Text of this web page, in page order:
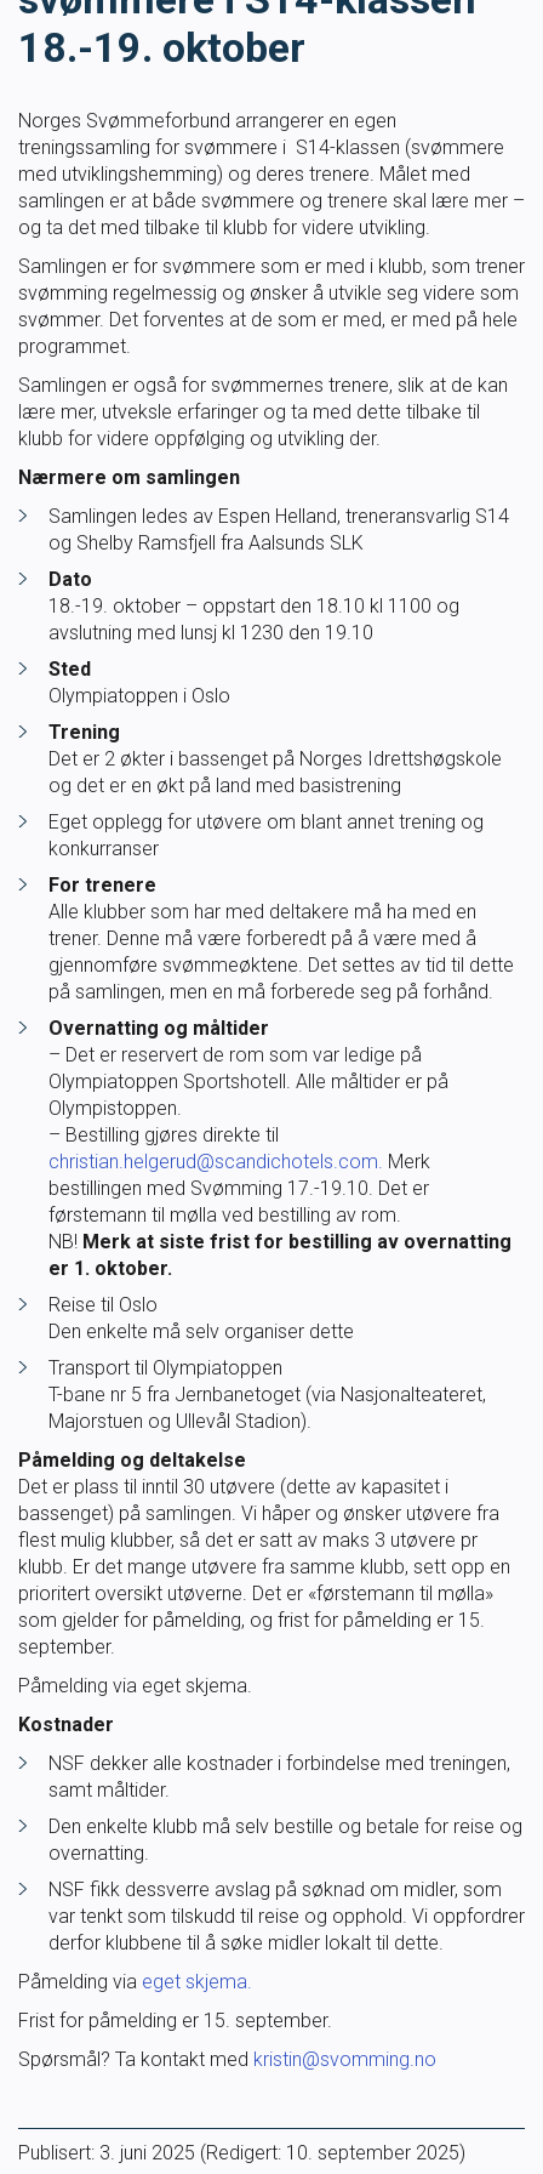
Masterclass
Klubbutvikling
For trenere
Tips og råd for utøvere og trenere
Utdanning
Blogg
Barneidrett
Ungdomsidrett
Para svømmeidrett for alle
Bredde og folkehelse
Skolesvømming
Svømmeanlegg
Ledige stillinger
IDRETTSBUTIKKEN
SVØM LANGT
MEDLEY.NO LIVETIMING.NO
18.-19. oktober
Norges Svømmeforbund arrangerer en egen
treningssamling for svømmere i S14-klassen (svømmere
med utviklingshemming) og deres trenere. Målet med
samlingen er at både svømmere og trenere skal lære mer –
og ta det med tilbake til klubb for videre utvikling.
Samlingen er for svømmere som er med i klubb, som trener
svømming regelmessig og ønsker å utvikle seg videre som
svømmer. Det forventes at de som er med, er med på hele
programmet.
Samlingen er også for svømmernes trenere, slik at de kan
lære mer, utveksle erfaringer og ta med dette tilbake til
klubb for videre oppfølging og utvikling der.
Nærmere om samlingen
Samlingen ledes av Espen Helland, treneransvarlig S14
og Shelby Ramsfjell fra Aalsunds SLK
Dato
18.-19. oktober – oppstart den 18.10 kl 1100 og
avslutning med lunsj kl 1230 den 19.10
Sted
Olympiatoppen i Oslo
Trening
Det er 2 økter i bassenget på Norges Idrettshøgskole
og det er en økt på land med basistrening
Eget opplegg for utøvere om blant annet trening og
konkurranser
For trenere
Alle klubber som har med deltakere må ha med en
trener. Denne må være forberedt på å være med å
gjennomføre svømmeøktene. Det settes av tid til dette
på samlingen, men en må forberede seg på forhånd.
Overnatting og måltider
– Det er reservert de rom som var ledige på
Olympiatoppen Sportshotell. Alle måltider er på
Olympistoppen.
– Bestilling gjøres direkte til
christian.helgerud@scandichotels.com. Merk
bestillingen med Svømming 17.-19.10. Det er
førstemann til mølla ved bestilling av rom.
NB! Merk at siste frist for bestilling av overnatting
er 1. oktober.
Reise til Oslo
Den enkelte må selv organiser dette
Transport til Olympiatoppen
T-bane nr 5 fra Jernbanetoget (via Nasjonalteateret,
Majorstuen og Ullevål Stadion).
Påmelding og deltakelse
Det er plass til inntil 30 utøvere (dette av kapasitet i
bassenget) på samlingen. Vi håper og ønsker utøvere fra
flest mulig klubber, så det er satt av maks 3 utøvere pr
klubb. Er det mange utøvere fra samme klubb, sett opp en
prioritert oversikt utøverne. Det er «førstemann til mølla»
som gjelder for påmelding, og frist for påmelding er 15.
september.
Påmelding via eget skjema.
Kostnader
NSF dekker alle kostnader i forbindelse med treningen,
samt måltider.
Den enkelte klubb må selv bestille og betale for reise og
overnatting.
NSF fikk dessverre avslag på søknad om midler, som
var tenkt som tilskudd til reise og opphold. Vi oppfordrer
derfor klubbene til å søke midler lokalt til dette.
Påmelding via eget skjema.
Frist for påmelding er 15. september.
Spørsmål? Ta kontakt med kristin@svomming.no
Publisert: 3. juni 2025 (Redigert: 10. september 2025)